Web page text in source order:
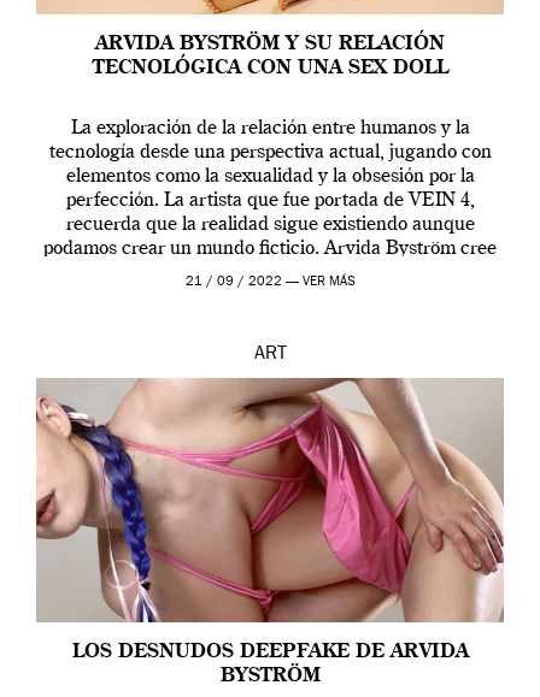
ARVIDA BYSTRÖM Y SU RELACIÓN
TECNOLÓGICA CON UNA SEX DOLL
La exploración de la relación entre humanos y la
tecnología desde una perspectiva actual, jugando con
elementos como la sexualidad y la obsesión por la
perfección. La artista que fue portada de VEIN 4,
recuerda que la realidad sigue existiendo aunque
podamos crear un mundo ficticio. Arvida Byström cree
que los humanos tienen un complejo […]
21 / 09 / 2022 — VER MÁS
ART
LOS DESNUDOS DEEPFAKE DE ARVIDA
BYSTRÖM